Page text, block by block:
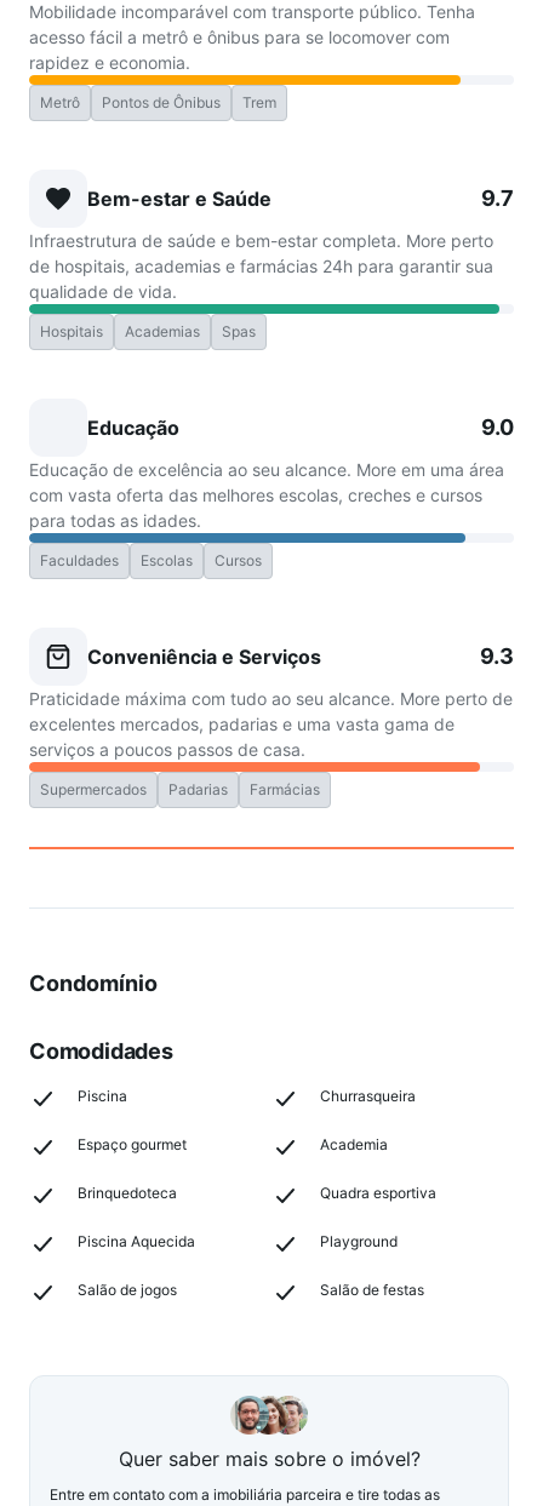
Mobilidade incomparável com transporte público. Tenha
acesso fácil a metrô e ônibus para se locomover com
rapidez e economia.
Metrô Pontos de Ônibus Trem
Bem-estar e Saúde 9.7
Infraestrutura de saúde e bem-estar completa. More perto
de hospitais, academias e farmácias 24h para garantir sua
qualidade de vida.
Hospitais Academias Spas
Educação 9.0
Educação de excelência ao seu alcance. More em uma área
com vasta oferta das melhores escolas, creches e cursos
para todas as idades.
Faculdades Escolas Cursos
Conveniência e Serviços 9.3
Praticidade máxima com tudo ao seu alcance. More perto de
excelentes mercados, padarias e uma vasta gama de
serviços a poucos passos de casa.
Supermercados Padarias Farmácias
Condomínio
Comodidades
Piscina Churrasqueira
Espaço gourmet Academia
Brinquedoteca Quadra esportiva
Piscina Aquecida Playground
Salão de jogos Salão de festas
Quer saber mais sobre o imóvel?
Entre em contato com a imobiliária parceira e tire todas as